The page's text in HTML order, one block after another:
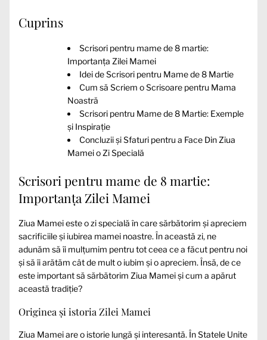
Cuprins
Scrisori pentru mame de 8 martie:
Importanța Zilei Mamei
Idei de Scrisori pentru Mame de 8 Martie
Cum să Scriem o Scrisoare pentru Mama
Noastră
Scrisori pentru Mame de 8 Martie: Exemple
și Inspirație
Concluzii și Sfaturi pentru a Face Din Ziua
Mamei o Zi Specială
Scrisori pentru mame de 8 martie:
Importanța Zilei Mamei
Ziua Mamei este o zi specială în care sărbătorim și apreciem
sacrificiile și iubirea mamei noastre. În această zi, ne
adunăm să îi mulțumim pentru tot ceea ce a făcut pentru noi
și să îi arătăm cât de mult o iubim și o apreciem. Însă, de ce
este important să sărbătorim Ziua Mamei și cum a apărut
această tradiție?
Originea și istoria Zilei Mamei
Ziua Mamei are o istorie lungă și interesantă. În Statele Unite